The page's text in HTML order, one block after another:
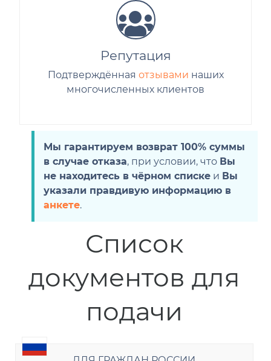
Репутация
Подтверждённая отзывами наших
многочисленных клиентов
Мы гарантируем возврат 100% суммы
в случае отказа, при условии, что Вы
не находитесь в чёрном списке и Вы
указали правдивую информацию в
анкете.
Список
документов для
подачи